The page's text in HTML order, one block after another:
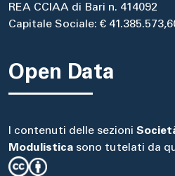
REA CCIAA di Bari n. 414092
Capitale Sociale: €
Open Data
I contenuti delle sezioni
Modulistica sono tutelati da